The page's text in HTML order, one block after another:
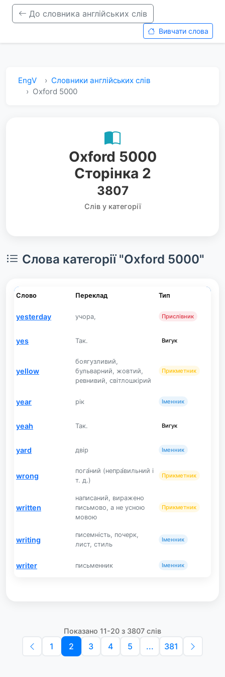
До словника англійських слів
Вивчати слова
EngV
Словники англійських слів
Oxford 5000
Oxford 5000
Сторінка 2
3807
Слів у категорії
Слова категорії "Oxford 5000"
Слово Переклад Тип
yesterday учора, Прислівник
yes Так. Вигук
yellow
боягузливий,
бульварний, жовтий,
ревнивий, світлошкірий
Прикметник
year рік Іменник
yeah Так. Вигук
yard двір Іменник
wrong
пога́ний (непра́вильний і
т. д.)
Прикметник
written
написаний, виражено
письмово, а не усною
мовою
Прикметник
writing
писемність, почерк,
лист, стиль
Іменник
writer письменник Іменник
Показано 11-20 з 3807 слів
1 2 3 4 5 ... 381